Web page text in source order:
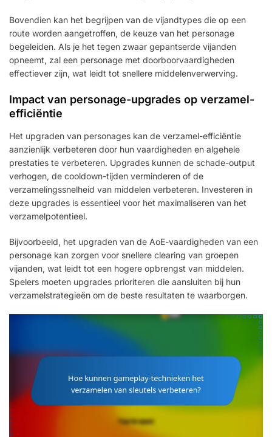
Bovendien kan het begrijpen van de vijandtypes die op een
route worden aangetroffen, de keuze van het personage
begeleiden. Als je het tegen zwaar gepantserde vijanden
opneemt, zal een personage met doorboorvaardigheden
effectiever zijn, wat leidt tot snellere middelenverwerving.
Impact van personage-upgrades op verzamel-
efficiëntie
Het upgraden van personages kan de verzamel-efficiëntie
aanzienlijk verbeteren door hun vaardigheden en algehele
prestaties te verbeteren. Upgrades kunnen de schade-output
verhogen, de cooldown-tijden verminderen of de
verzamelingssnelheid van middelen verbeteren. Investeren in
deze upgrades is essentieel voor het maximaliseren van het
verzamelpotentieel.
Bijvoorbeeld, het upgraden van de AoE-vaardigheden van een
personage kan zorgen voor snellere clearing van groepen
vijanden, wat leidt tot een hogere opbrengst van middelen.
Spelers moeten upgrades prioriteren die aansluiten bij hun
verzamelstrategieën om de beste resultaten te waarborgen.